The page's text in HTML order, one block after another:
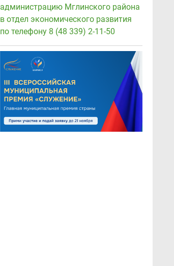
администрацию Мглинского района
в отдел экономического развития
по телефону 8 (48 339) 2-11-50